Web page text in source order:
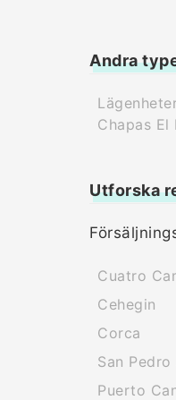
Andra
Chapas El
Utforska
Cuatro
Cehegin
Corca
San
Puerto